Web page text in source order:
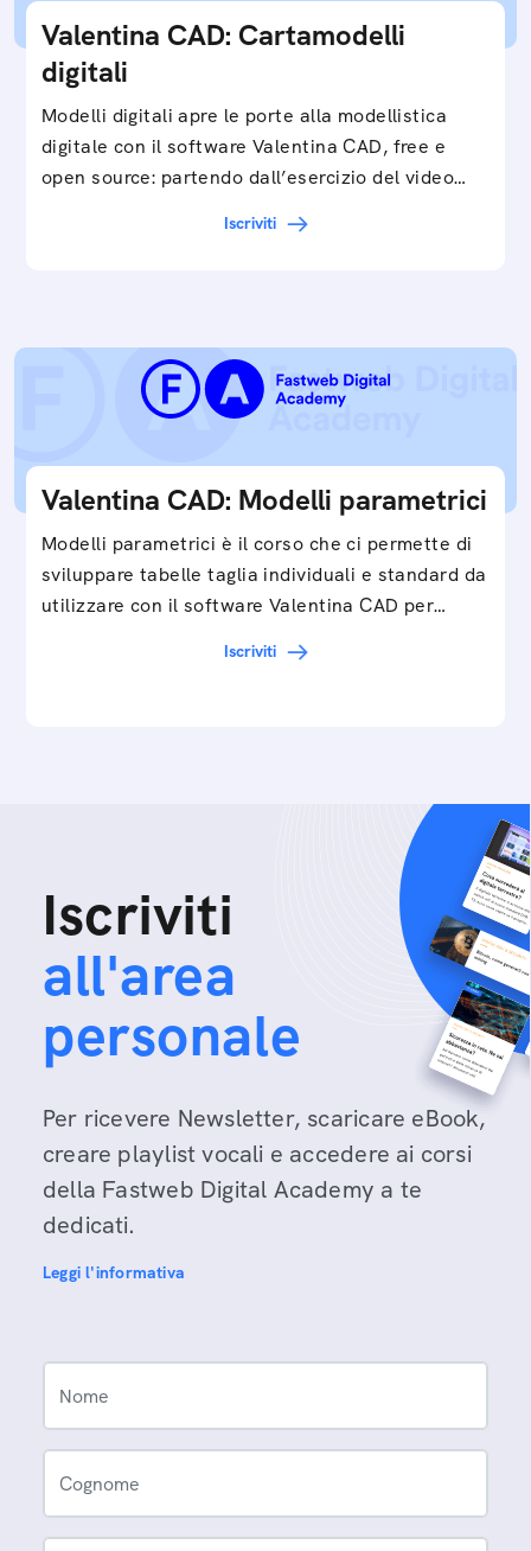
Valentina CAD: Cartamodelli
digitali
Modelli digitali apre le porte alla modellistica
digitale con il software Valentina CAD, free e
open source: partendo dall’esercizio del video…
Iscriviti
Valentina CAD: Modelli parametrici
Modelli parametrici è il corso che ci permette di
sviluppare tabelle taglia individuali e standard da
utilizzare con il software Valentina CAD per…
Iscriviti
Iscriviti
all'area
personale
Per ricevere Newsletter, scaricare eBook,
creare playlist vocali e accedere ai corsi
della Fastweb Digital Academy a te
dedicati.
Leggi l'informativa
Nome
Cognome